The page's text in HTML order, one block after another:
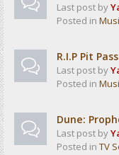
Last post by
Posted in
R.I.P Pit
Last post by
Posted in
Dune:
Last post by
Posted in TV